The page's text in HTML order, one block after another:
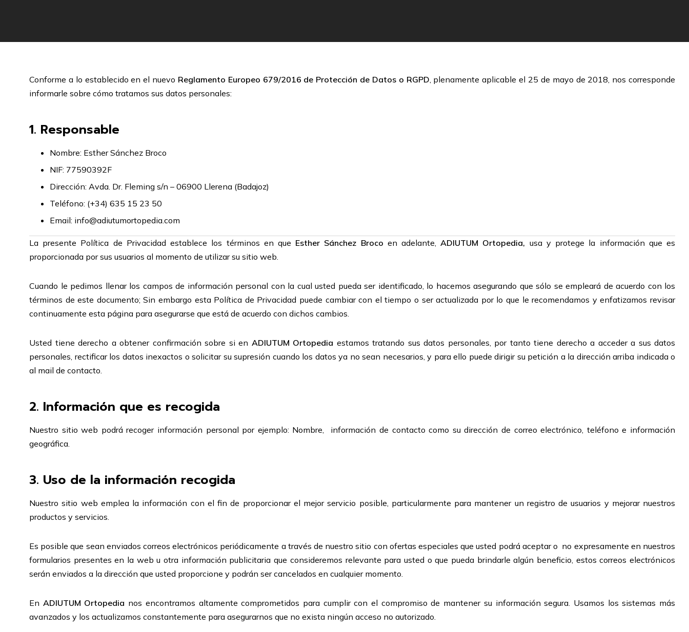
Conforme a lo establecido en el nuevo Reglamento Europeo 679/2016 de Protección de Datos o RGPD, plenamente aplicable el 25 de mayo de 2018, nos corresponde
informarle sobre cómo tratamos sus datos personales:
1. Responsable
Nombre: Esther Sánchez Broco
NIF: 77590392F
Dirección: Avda. Dr. Fleming s/n – 06900 Llerena (Badajoz)
Teléfono: (+34) 635 15 23 50
Email: info@adiutumortopedia.com
La presente Política de Privacidad establece los términos en que Esther Sánchez Broco en adelante,ADIUTUM Ortopedia, usa y protege la información que es
proporcionada por sus usuarios al momento de utilizar su sitio web.
Cuando le pedimos llenar los campos de información personal con la cual usted pueda ser identificado, lo hacemos asegurando que sólo se empleará de acuerdo con los
términos de este documento; Sin embargo esta Política de Privacidad puede cambiar con el tiempo o ser actualizada por lo que le recomendamos y enfatizamos revisar
continuamente esta página para asegurarse que está de acuerdo con dichos cambios.
Usted tiene derecho a obtener confirmación sobre si en ADIUTUM Ortopedia estamos tratando sus datos personales, por tanto tiene derecho a acceder a sus datos
personales, rectificar los datos inexactos o solicitar su supresión cuando los datos ya no sean necesarios, y para ello puede dirigir su petición a la dirección arriba indicada o
al mail de contacto.
2. Información que es recogida
Nuestro sitio web podrá recoger información personal por ejemplo: Nombre, información de contacto como su dirección de correo electrónico, teléfono e información
geográfica.
3. Uso de la información recogida
Nuestro sitio web emplea la información con el fin de proporcionar el mejor servicio posible, particularmente para mantener un registro de usuarios y mejorar nuestros
productos y servicios.
Es posible que sean enviados correos electrónicos periódicamente a través de nuestro sitio con ofertas especiales que usted podrá aceptar o no expresamente en nuestros
formularios presentes en la web u otra información publicitaria que consideremos relevante para usted o que pueda brindarle algún beneficio, estos correos electrónicos
serán enviados a la dirección que usted proporcione y podrán ser cancelados en cualquier momento.
En ADIUTUM Ortopedia nos encontramos altamente comprometidos para cumplir con el compromiso de mantener su información segura. Usamos los sistemas más
avanzados y los actualizamos constantemente para asegurarnos que no exista ningún acceso no autorizado.